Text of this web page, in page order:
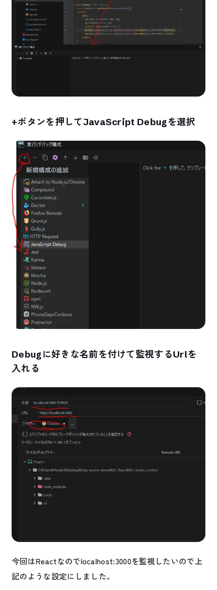
+ボタンを押してJavaScript Debugを選択
Debugに好きな名前を付けて監視するUrlを
入れる
今回はReactなのでlocalhost:3000を監視したいので上
記のような設定にしました。